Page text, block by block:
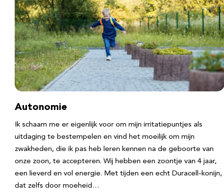
Autonomie
Ik schaam me er eigenlijk voor om mijn irritatiepuntjes als
uitdaging te bestempelen en vind het moeilijk om mijn
zwakheden, die ik pas heb leren kennen na de geboorte van
onze zoon, te accepteren. Wij hebben een zoontje van 4 jaar,
een lieverd en vol energie. Met tijden een echt Duracell-konijn,
dat zelfs door moeheid…